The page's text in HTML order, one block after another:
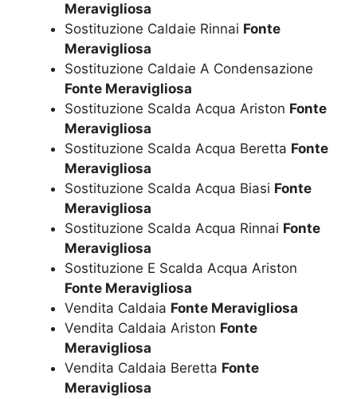
Meravigliosa
Sostituzione Caldaie Rinnai Fonte
Meravigliosa
Sostituzione Caldaie A Condensazione
Fonte Meravigliosa
Sostituzione Scalda Acqua Ariston Fonte
Meravigliosa
Sostituzione Scalda Acqua Beretta Fonte
Meravigliosa
Sostituzione Scalda Acqua Biasi Fonte
Meravigliosa
Sostituzione Scalda Acqua Rinnai Fonte
Meravigliosa
Sostituzione E Scalda Acqua Ariston
Fonte Meravigliosa
Vendita Caldaia Fonte Meravigliosa
Vendita Caldaia Ariston Fonte
Meravigliosa
Vendita Caldaia Beretta Fonte
Meravigliosa